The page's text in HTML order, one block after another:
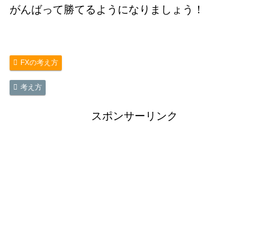
がんばって勝てるようになりましょう！
FXの考え方
考え方
スポンサーリンク